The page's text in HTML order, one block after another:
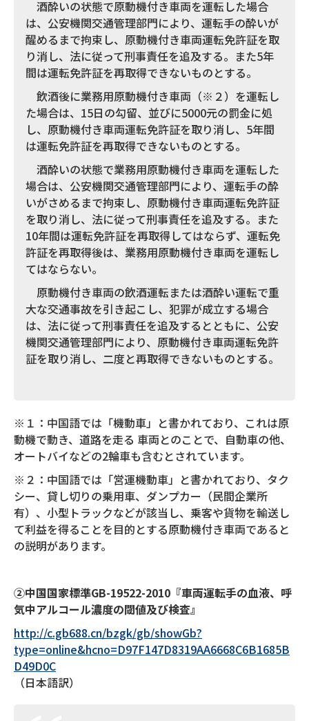
酒酔いの状態で原動機付き車両を運転した場合
は、公安機関交通管理部門により、運転手の酔いが
醒めるまで拘束し、原動機付き車両運転免許証を取
り消し、法に従って刑事責任を追及する。また5年
間は運転免許証を再取得できないものとする。
飲酒後に業務用原動機付き車両（※２）を運転し
た場合は、15日の勾留、並びに5000元の罰金に処
し、原動機付き車両運転免許証を取り消し、5年間
は運転免許証を再取得できないものとする。
酒酔いの状態で業務用原動機付き車両を運転した
場合は、公安機関交通管理部門により、運転手の酔
いがさめるまで拘束し、原動機付き車両運転免許証
を取り消し、法に従って刑事責任を追及する。また
10年間は運転免許証を再取得してはならず、運転免
許証を再取得後は、業務用原動機付き車両を運転し
てはならない。
原動機付き車両の飲酒運転または酒酔い運転で重
大な交通事故を引き起こし、犯罪が成立する場合
は、法に従って刑事責任を追及するとともに、公安
機関交通管理部門により、原動機付き車両運転免許
証を取り消し、二度と再取得できないものとする。
※１：中国語では「機動車」と書かれており、これは原
動機で動き、道路を走る 車両とのことで、自動車の他、
オートバイなどの2輪車も含むとされています。
※２：中国語では「営運機動車」と書かれており、タク
シー、貸し切りの乗用車、ダンプカー（民間企業所
有）、小型トラックなどが該当し、乗客や貨物を輸送し
て利益を得ることを目的とする原動機付き車両であると
の説明があります。
②中国国家標準GB-19522-2010 『車両運転手の血液、呼
気中アルコール濃度の閾値及び検査』
http://c.gb688.cn/bzgk/gb/showGb?
type=online&hcno=D97F147D8319AA6668C6B1685B
D49D0C
（日本語訳）